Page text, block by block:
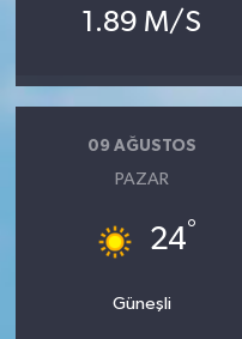
1.89 M/S
09 AĞUSTOS
PAZAR
24°
Güneşli